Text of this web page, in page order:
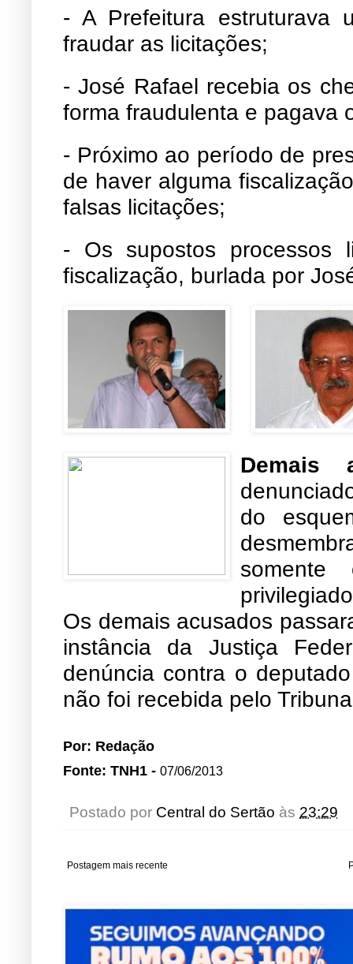
- A Prefeitura estruturava
fraudar as licitações;
- José Rafael recebia os
forma fraudulenta e pagava
- Próximo ao período de
de haver alguma
falsas licitações;
- Os supostos processos
fiscalização, burlada por
Demais
do
Os demais acusados
instância da Justiça
denúncia contra o
não foi recebida pelo
Por: Redação
Fonte: TNH1 - 07/06/2013
Postado por Central do Sertão às 23:29
Postagem mais recente